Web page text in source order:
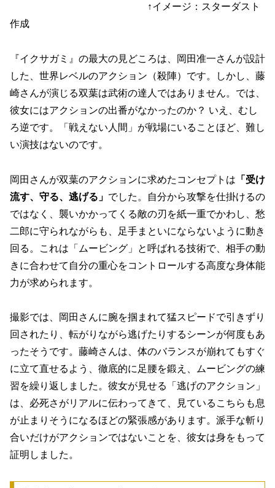
↑イメージ：スターダスト
作成
『イクサガミ』の最大の見どころは、岡田准一さんが設計
した、世界レベルのアクション（殺陣）です。しかし、藤
崎さんが演じる双葉は武術の達人ではありません。では、
彼女にはアクションの出番がなかったのか？ いえ、むし
ろ逆です。「戦えない人間」が戦場にいることほど、難し
い演技はないのです。
岡田さんが双葉のアクションに求めたコンセプトは 「受け
流す、守る、逃げる」 でした。自分から攻撃を仕掛けるの
ではなく、襲いかかってくる敵の刃を紙一重でかわし、愁
二郎に守られながらも、足手まといにならないように動き
回る。これは「ムービング」と呼ばれる技術で、相手の動
きに合わせて自分の重心をコントロールする高度な身体能
力が求められます。
撮影では、岡田さんに腕を掴まれて猛スピードで引きずり
回されたり、転がりながら逃げたりするシーンが何度もあ
ったそうです。藤崎さんは、体のバランスが崩れてもすぐ
に立て直せるよう、徹底的に足腰を鍛え、ムービングの練
習を繰り返しました。彼女が見せる「逃げのアクション」
は、必死さがリアルに伝わってきて、見ているこちらも息
が止まりそうになるほどの緊張感があります。派手な斬り
合いだけがアクションではないことを、彼女は身をもって
証明しました。